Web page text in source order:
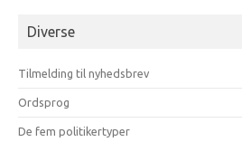
måneder
Diverse
Tilmelding til nyhedsbrev
Ordsprog
De fem politikertyper